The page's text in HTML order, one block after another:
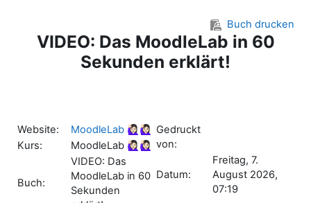
Buch drucken
VIDEO: Das MoodleLab in 60
Sekunden erklärt!
Website:
MoodleLab 🙋🏻‍♀️🙋🏻‍♀️
Kurs:
MoodleLab 🙋🏻‍♀️🙋🏻‍♀️
Buch:
VIDEO: Das
MoodleLab in 60
Sekunden
Gedruckt
von:
Datum:
Freitag, 7.
August 2026,
07:19